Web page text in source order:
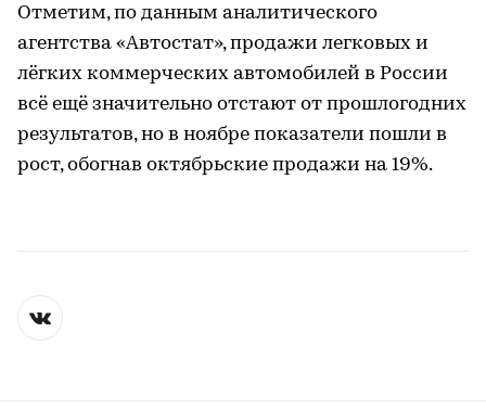
Отметим, по данным аналитического
агентства «Автостат», продажи легковых и
лёгких коммерческих автомобилей в России
всё ещё значительно отстают от прошлогодних
результатов, но в ноябре показатели пошли в
рост, обогнав октябрьские продажи на 19%.